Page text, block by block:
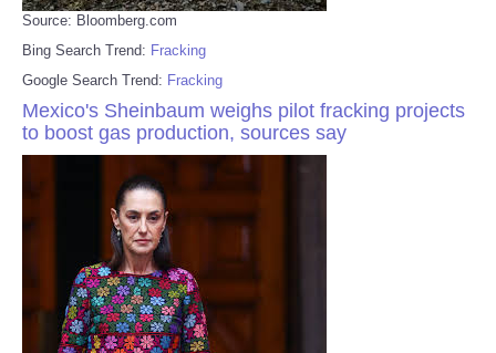
Source: Bloomberg.com
Bing Search Trend: Fracking
Google Search Trend: Fracking
Mexico's Sheinbaum weighs pilot fracking projects
to boost gas production, sources say